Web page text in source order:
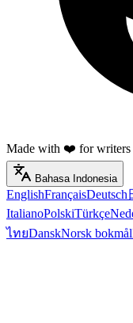
Made with ❤️ for writers
Bahasa Indonesia
EnglishFrançaisDeutsch
ItalianoPolskiTürkçe
ไทยDanskNorsk bokmål